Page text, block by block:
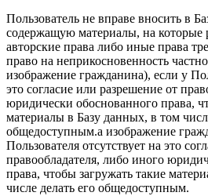
Пользователь не вправе вносить в
содержащую материалы, на которые
авторские права либо иные права
право на неприкосновенность
изображение гражданина), если у
это согласие или разрешение от
юридически обоснованного права,
материалы в Базу данных, в том
общедоступным.а изображение
Пользователя отсутствует на это
правообладателя, либо иного
права, чтобы загружать такие
числе делать его общедоступным.